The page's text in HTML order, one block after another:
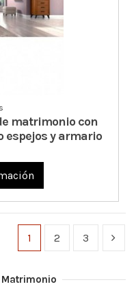
matrimonio con
espejos y armario
1 2 3